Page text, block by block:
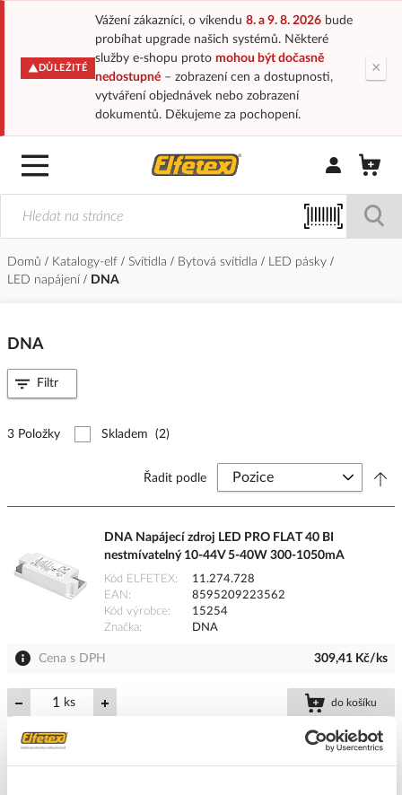
DŮLEŽITÉ
Vážení zákazníci, o víkendu 8. a 9. 8. 2026bude
probíhat upgrade našich systémů. Některé
služby e-shopu proto mohou být dočasně
nedostupné– zobrazení cen a dostupnosti,
vytváření objednávek nebo zobrazení
dokumentů. Děkujeme za pochopení.
×
Přihlásit/
Domů Katalogy-elf Svítidla Bytová svítidla
LED pásky
LED napájení
DNA
DNA
3 Položky Skladem (2)
Řadit podle
DNA Napájecí zdroj LED PRO FLAT 40 BI
nestmívatelný 10-44V 5-40W 300-1050mA
Kód ELFETEX
11.274.728
EAN
8595209223562
Kód výrobce
15254
Značka
DNA
Cena s DPH 309,41 Kč/ks
ks do košíku
Filtr